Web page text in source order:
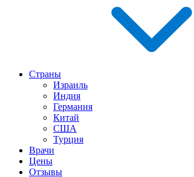
Страны
Израиль
Индия
Германия
Китай
США
Турция
Врачи
Цены
Отзывы